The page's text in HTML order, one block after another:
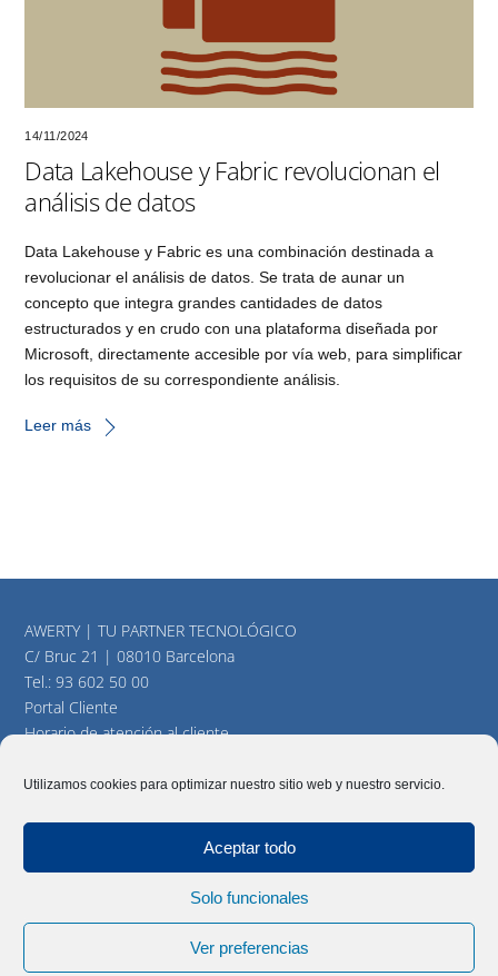
Utilizamos cookies para optimizar nuestro sitio web y nuestro servicio.
Aceptar todo
Solo funcionales
Ver preferencias
14/11/2024
Data Lakehouse y Fabric revolucionan el
análisis de datos
Data Lakehouse y Fabric es una combinación destinada a
revolucionar el análisis de datos. Se trata de aunar un
concepto que integra grandes cantidades de datos
estructurados y en crudo con una plataforma diseñada por
Microsoft, directamente accesible por vía web, para simplificar
los requisitos de su correspondiente análisis.
Leer más
AWERTY | TU PARTNER TECNOLÓGICO
C/ Bruc 21 | 08010 Barcelona
Tel.:93 602 50 00
Portal Cliente
Horario de atención al cliente
AWERTY Servicios Informáticos, S.L. Todos los derechos
Aviso Legal|Política y cookies